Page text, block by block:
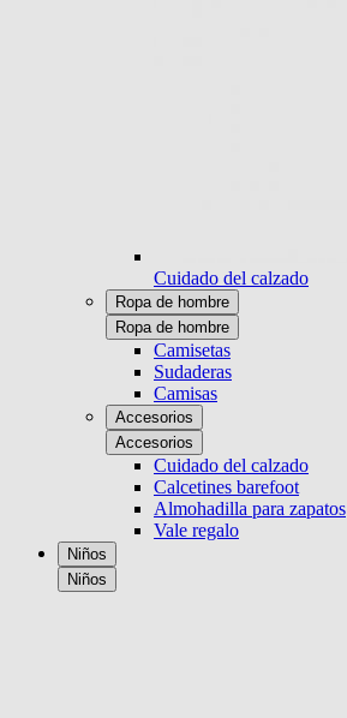
Cuidado del calzado
Ropa de hombre
Ropa de hombre
Camisetas
Sudaderas
Camisas
Accesorios
Accesorios
Cuidado del calzado
Calcetines barefoot
Almohadilla para zapatos
Vale regalo
Niños
Niños